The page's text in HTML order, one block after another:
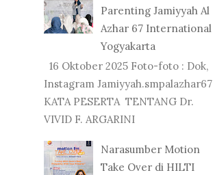
Parenting Jamiyyah Al
Azhar 67 International
Yogyakarta
16 Oktober 2025 Foto-foto : Dok,
Instagram Jamiyyah.smpalazhar67
KATA PESERTA TENTANG Dr.
VIVID F. ARGARINI
Narasumber Motion
Take Over di HILTI